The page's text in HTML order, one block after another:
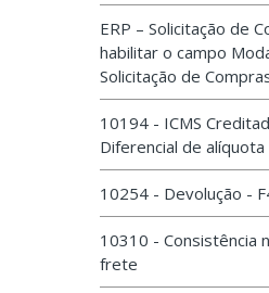
ERP – Solicitação de
habilitar o campo
Solicitação de
10194 - ICMS
Diferencial de alíquota
10254 - Devolução -
10310 - Consistência
frete